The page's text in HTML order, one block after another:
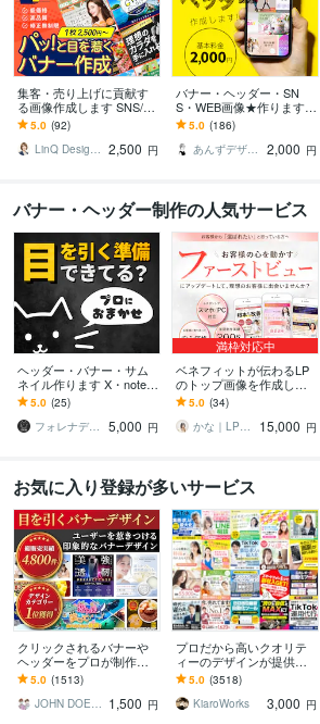
集客・売り上げに貢献す
る画像作成します SNS/ヘ
ッダーなどWEB画像全般
お任せください
5.0 (92)
LinQ Design │ 伊藤遥 2,500 円
バナー・ヘッダー・SN
S・WEB画像★作ります
繊細で高品質なデザイン
を届けます♪
5.0 (186)
あんずデザイン
2,000 円
バナー・ヘッダー制作の人気サービス
ヘッダー・バナー・サム
ネイル作ります X・note・
Brain・インスタ・広告
【親しみ特化】
5.0 (25)
フォレナデザイン
5,000 円
満枠対応中
ベネフィットが伝わるLP
のトップ画像を作成しま
す 自作LPも生かせる！簡
易オプトインページにも
使えます！
5.0 (34)
かな｜LP＊バナー制作
15,000 円
お気に入り登録が多いサービス
クリックされるバナーや
ヘッダーをプロが制作し
ます デザイン歴20年以上
のプロが反応率を意識し
た設計で制作
5.0 (1513)
JOHN DOE＠販売実績4800件以上 1,500 円
プロだから高いクオリテ
ィーのデザインが提供で
きます 【メインビジュア
ルやバナーの制作 3000
円！】
5.0 (3518)
KiaroWorks
3,000 円